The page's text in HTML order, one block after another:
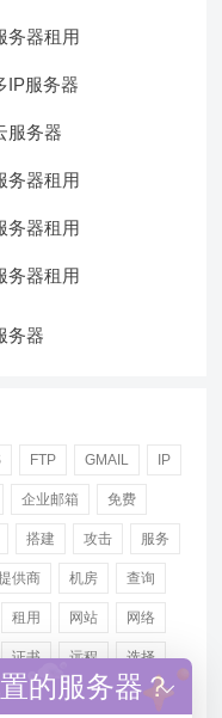
务器租用
IP服务器
服务器
务器租用
务器租用
务器租用
务器
FTP GMAIL IP
企业邮箱 免费
搭建 攻击 服务
供商 机房 查询
租用 网站 网络
证书 远程 选择
的服务器？